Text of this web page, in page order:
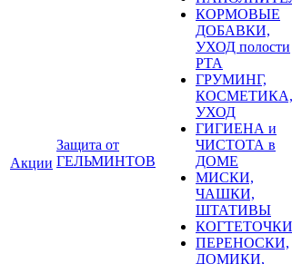
Акции
Защита от
ГЕЛЬМИНТОВ
КОРМОВЫЕ
ДОБАВКИ,
УХОД полости
РТА
ГРУМИНГ,
КОСМЕТИКА,
УХОД
ГИГИЕНА и
ЧИСТОТА в
ДОМЕ
МИСКИ,
ЧАШКИ,
ШТАТИВЫ
КОГТЕТОЧКИ
ПЕРЕНОСКИ,
ДОМИКИ,